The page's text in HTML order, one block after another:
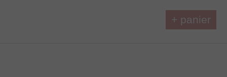
+ panier